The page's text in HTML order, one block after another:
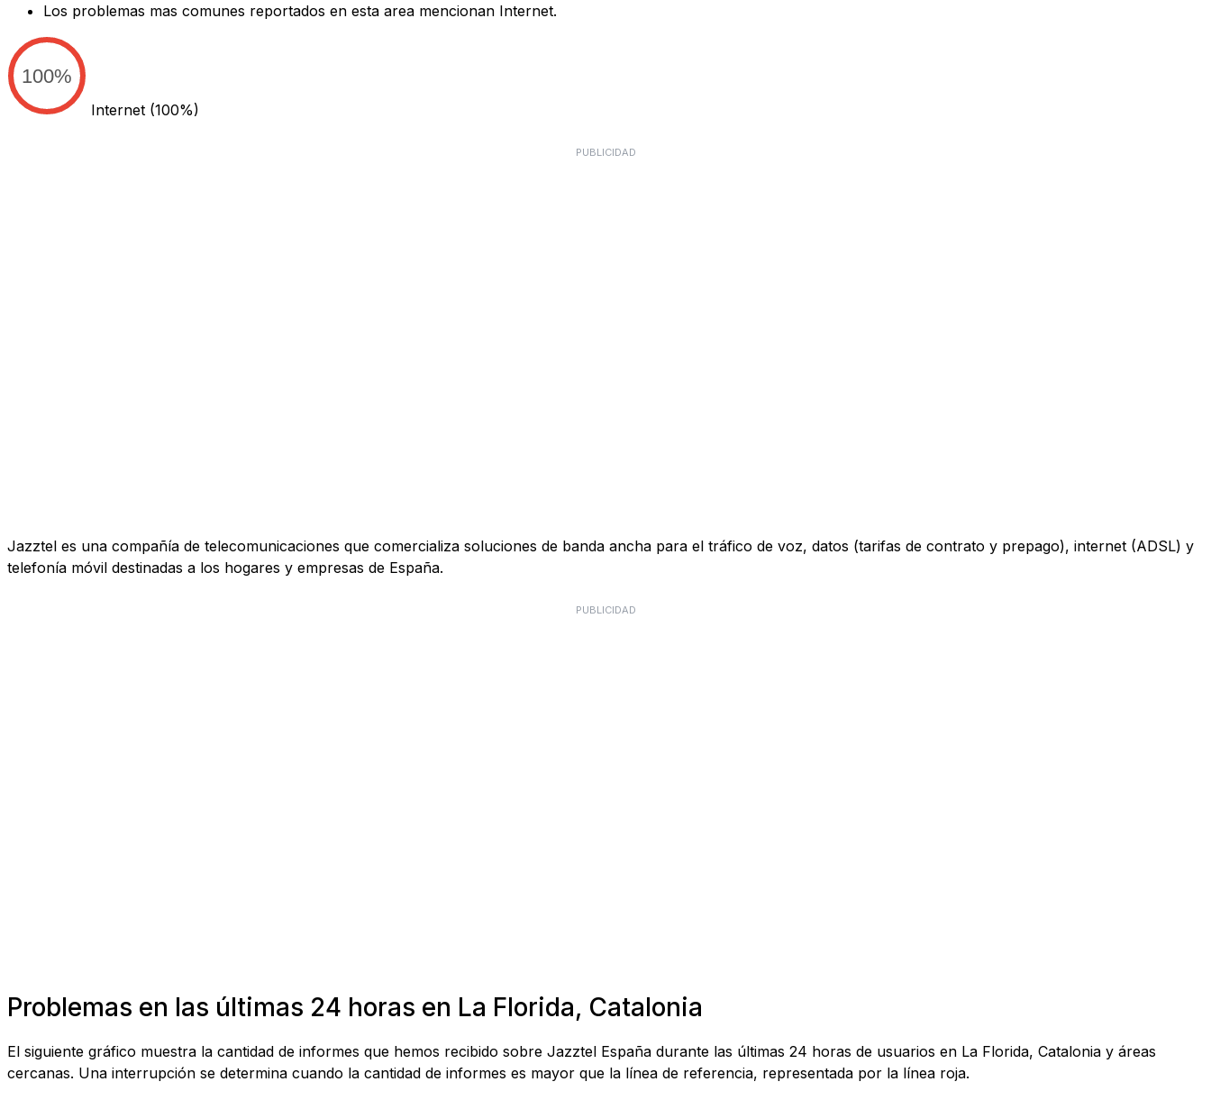
Los problemas mas comunes reportados en esta area mencionan Internet.
100%
Internet (100%)
PUBLICIDAD
Jazztel es una compañía de telecomunicaciones que comercializa soluciones de banda ancha para el tráfico de voz, datos (tarifas de contrato y prepago), internet (ADSL) y
telefonía móvil destinadas a los hogares y empresas de España.
PUBLICIDAD
Problemas en las últimas 24 horas en La Florida, Catalonia
El siguiente gráfico muestra la cantidad de informes que hemos recibido sobre Jazztel España durante las últimas 24 horas de usuarios en La Florida, Catalonia y áreas
cercanas. Una interrupción se determina cuando la cantidad de informes es mayor que la línea de referencia, representada por la línea roja.